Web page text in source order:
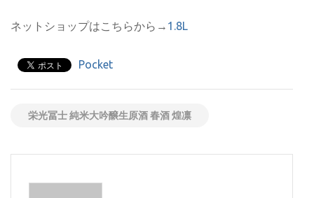
ネットショップはこちらから→ 1.8L
Pocket
栄光冨士 純米大吟醸生原酒 春酒 煌凛